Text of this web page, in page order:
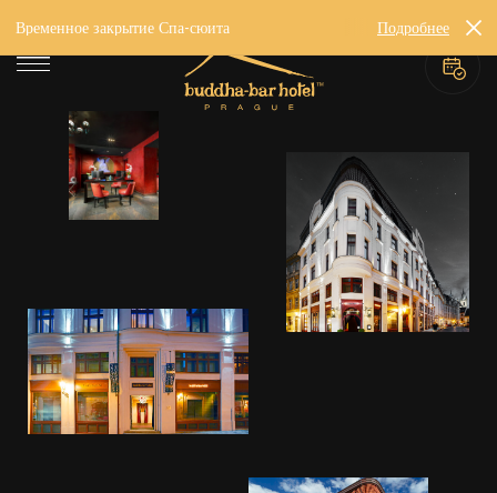
Временное закрытие Спа-сюита Подробнее